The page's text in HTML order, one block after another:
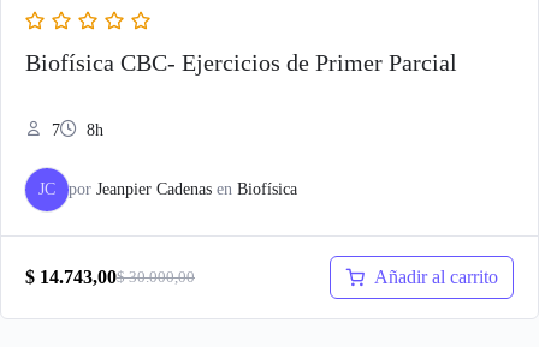
Biofísica CBC- Ejercicios de Primer Parcial
7 8h
JC por Jeanpier Cadenas en Biofísica
$30.000,00
El
precio
$ 14.743,00
El
precio
Añadir al carrito